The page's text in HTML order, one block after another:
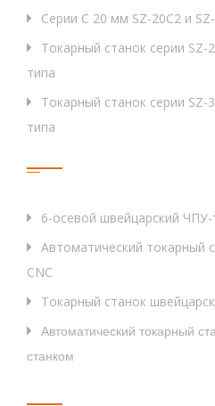
Серии C 20 мм SZ-20C2 и
Токарный станок серии
типа
Токарный станок серии
типа
6-осевой швейцарский
Автоматический токарный
CNC
Токарный станок
Автоматический токарный
станком